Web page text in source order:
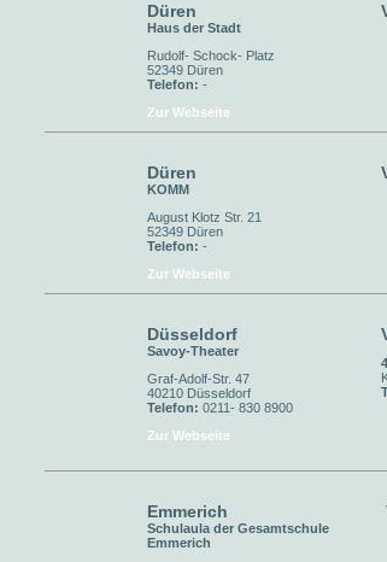
Düren
Haus der Stadt
Rudolf- Schock- Platz
52349 Düren
Telefon: -
Zur Webseite
Düren
KOMM
August Klotz Str. 21
52349 Düren
Telefon: -
Zur Webseite
Düsseldorf
Savoy-Theater
Graf-Adolf-Str. 47
40210 Düsseldorf
Telefon: 0211- 830 8900
Zur Webseite
Emmerich
Schulaula der Gesamtschule
Emmerich